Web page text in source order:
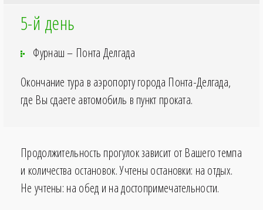
5-й день
Фурнаш – Понта Делгада
Окончание тура в аэропорту города Понта-Делгада,
где Вы сдаете автомобиль в пункт проката.
Продолжительность прогулок зависит от Вашего темпа
и количества остановок. Учтены остановки: на отдых.
Не учтены: на обед и на достопримечательности.